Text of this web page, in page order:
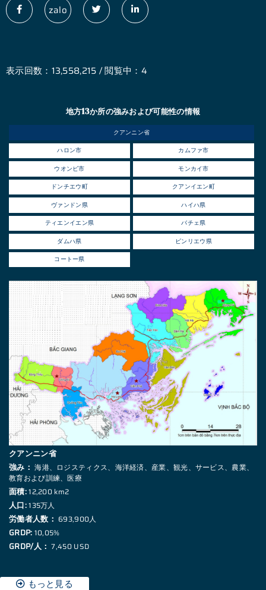
zalo
表示回数：13,558,215 / 閲覧中：4
地方13か所の強みおよび可能性の情報
クアンニン省
ハロン市 カムファ市
ウオンビ市 モンカイ市
ドンチエウ町 クアンイエン町
ヴァンドン県 ハイハ県
ティエンイエン県 バチェ県
ダムハ県 ビンリエウ県
コートー県
クアンニン省
強み： 海港、ロジスティクス、海洋経済、産業、観光、サービス、農業、
教育および訓練、医療
面積:12,200 km2
人口:135万人
労働者人数： 693,900人
GRDP: 10,05%
GRDP/人： 7,450 USD
もっと見る